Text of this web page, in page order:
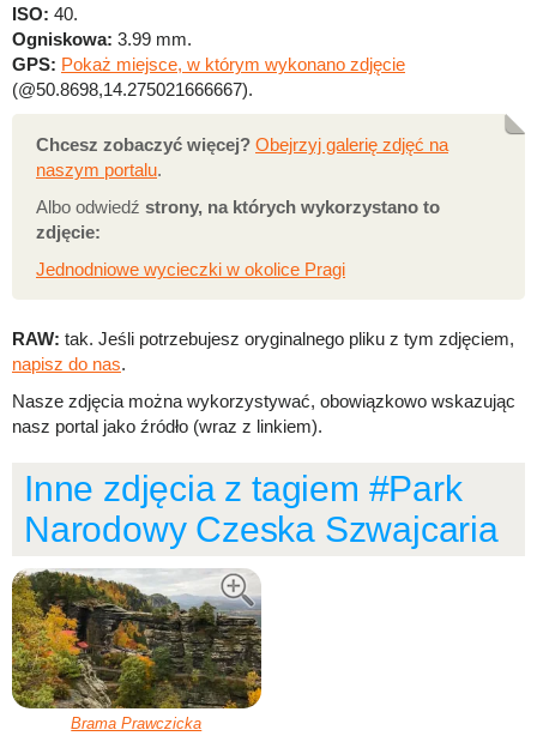
ISO: 40.
Ogniskowa: 3.99 mm.
GPS: Pokaż miejsce, w którym wykonano zdjęcie
(@50.8698,14.275021666667).
Chcesz zobaczyć więcej? Obejrzyj galerię zdjęć na
naszym portalu.
Albo odwiedź strony, na których wykorzystano to
zdjęcie:
Jednodniowe wycieczki w okolice Pragi
RAW: tak. Jeśli potrzebujesz oryginalnego pliku z tym zdjęciem,
napisz do nas.
Nasze zdjęcia można wykorzystywać, obowiązkowo wskazując
nasz portal jako źródło (wraz z linkiem).
Inne zdjęcia z tagiem #Park
Narodowy Czeska Szwajcaria
Brama Prawczicka